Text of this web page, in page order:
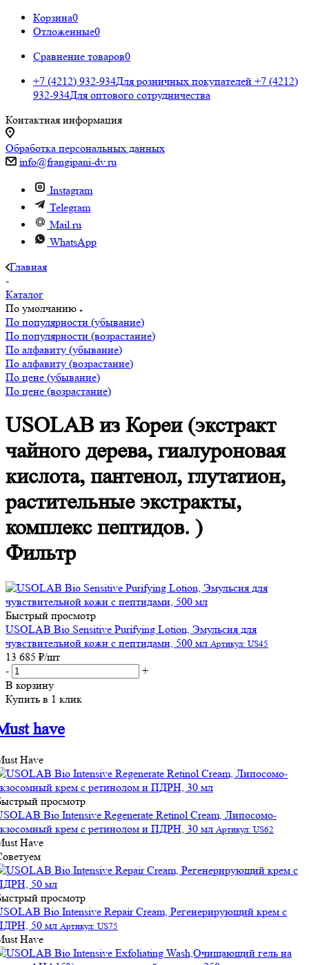
Корзина0
Отложенные0
Сравнение товаров0
+7 (4212) 932-934Для розничных покупателей +7 (4212)
932-934Для оптового сотрудничества
Контактная информация
Обработка персональных данных
info@frangipani-dv.ru
Instagram
Telegram
Mail.ru
WhatsApp
Главная
-
Каталог
По умолчанию
По популярности (убывание)
По популярности (возрастание)
По алфавиту (убывание)
По алфавиту (возрастание)
По цене (убывание)
По цене (возрастание)
USOLAB из Кореи (экстракт
чайного дерева, гиалуроновая
кислота, пантенол, глутатион,
растительные экстракты,
комплекс пептидов. )
Фильтр
Быстрый просмотр
USOLAB Bio Sensitive Purifying Lotion, Эмульсия для
чувствительной кожи с пептидами, 500 мл Артикул: US45
13 685 ₽/шт
-
+
В корзину
Купить в 1 клик
have
Have
просмотр
Bio Intensive Regenerate Retinol Cream, Липосомо-
крем с ретинолом и ПДРН, 30 мл Артикул: US62
Have
просмотр
Bio Intensive Repair Cream, Регенерирующий крем с
50 мл Артикул: US75
Have